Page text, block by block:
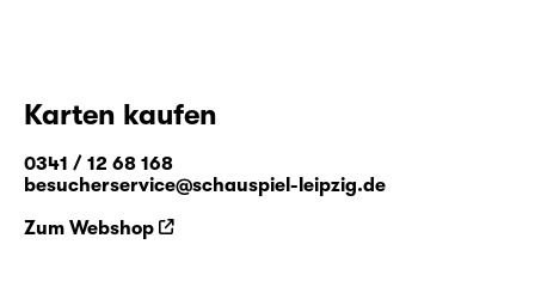
Karten kaufen
0341 / 12 68 168
besucherservice@schauspiel-leipzig.de
Zum Webshop